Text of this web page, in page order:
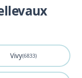
Vivy(6833)